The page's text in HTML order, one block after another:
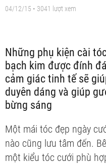
04/12/15 • 3041 lượt xem
Những phụ kiện cài
bạch kim được đính
cảm giác tinh tế sẽ
duyên dáng và giúp
bừng sáng
Một mái tóc đẹp ngày
nào cũng lưu tâm đến.
một kiểu tóc cưới phù